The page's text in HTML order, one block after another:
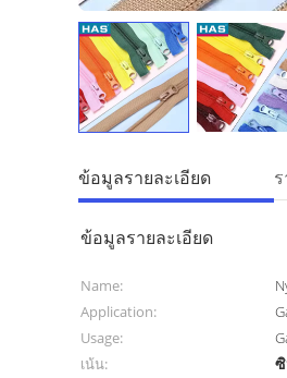
ข้อมูลรายละเอียด
ข้อมูลรายละเอียด
Name:
Application:
Usage:
เน้น: